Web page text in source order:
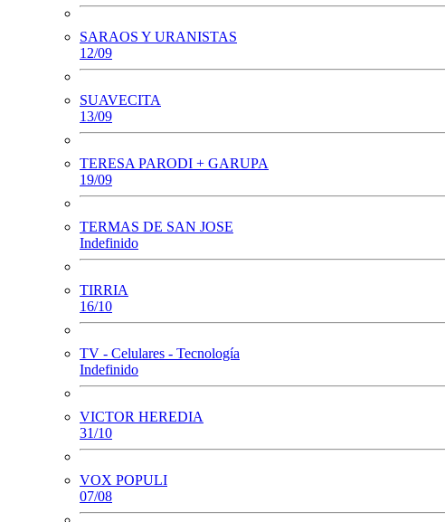
SARAOS Y URANISTAS
12/09
SUAVECITA
13/09
TERESA PARODI + GARUPA
19/09
TERMAS DE SAN JOSE
Indefinido
TIRRIA
16/10
TV - Celulares - Tecnología
Indefinido
VICTOR HEREDIA
31/10
VOX POPULI
07/08